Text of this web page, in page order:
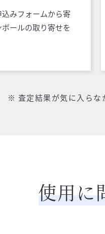
みフォームから寄
ールの取り寄せを
※ 査定結果が気に入らな
使用に